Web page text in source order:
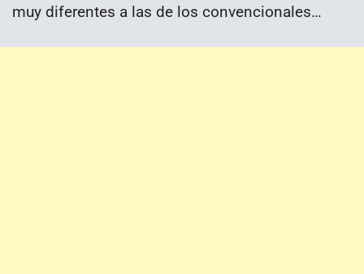
muy diferentes a las de los convencionales…